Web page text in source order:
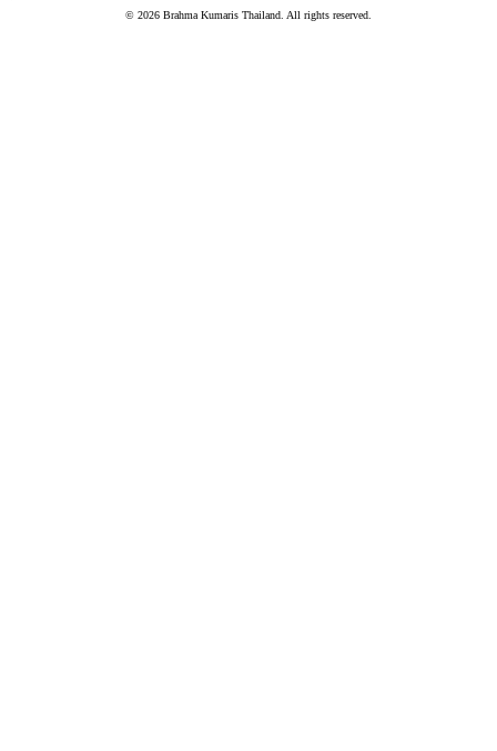
© 2026 Brahma Kumaris Thailand. All rights reserved.